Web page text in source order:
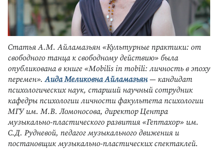
Статья А.М. Айламазьян «Культурные практики: от
свободного танца к свободному действию» была
опубликована в книге «Mobilis in mobili: личность в эпоху
перемен».Аида Меликовна Айламазьян— кандидат
психологических наук, старший научный сотрудник
кафедры психологии личности факультета психологии
МГУ им. М.В. Ломоносова, директор Центра
музыкально-пластического развития «Гептахор» им.
С.Д. Рудневой, педагог музыкального движения и
постановщик музыкально-пластических спектаклей.